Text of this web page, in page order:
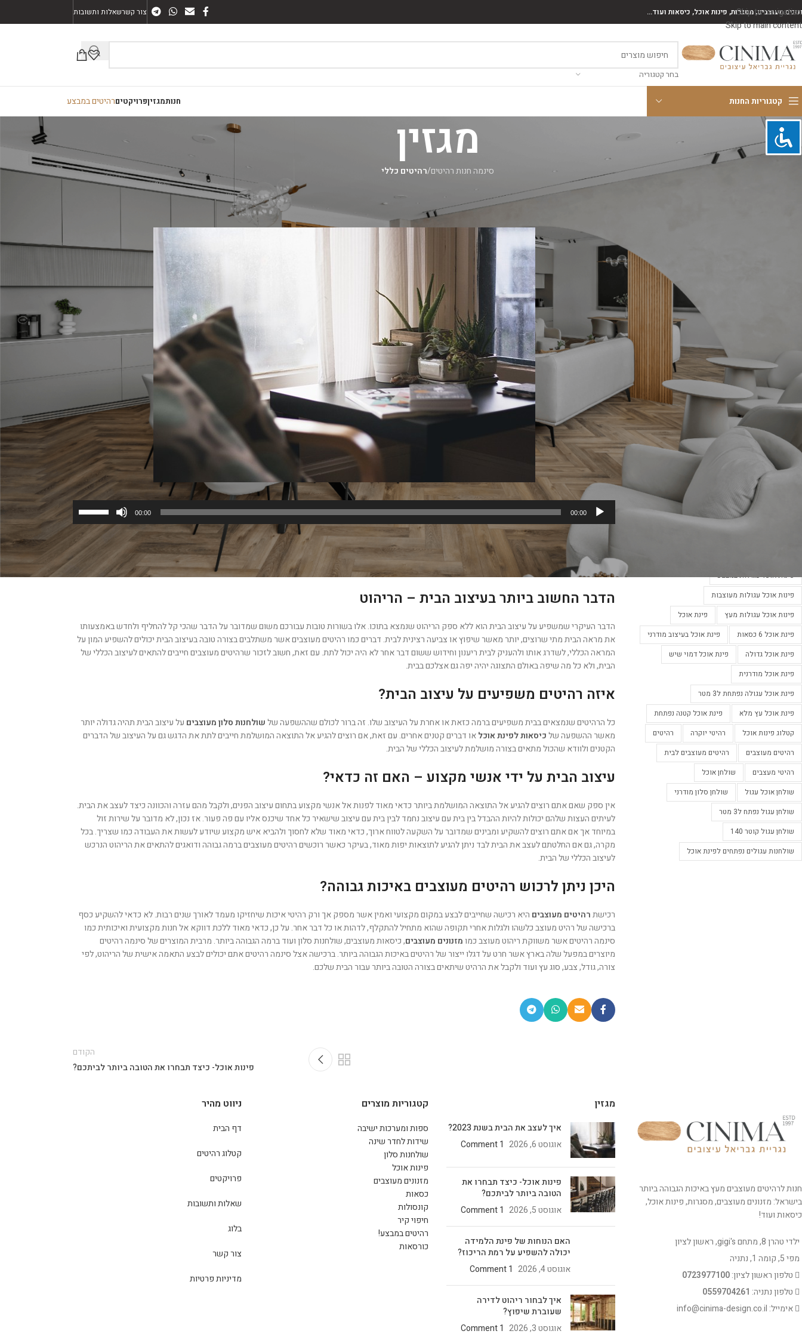
Skip to navigation
Skip to main content
מעוצבים, מסגרות, פינות אוכל, כיסאות ועוד... צור קשרשאלות ותשובות
בחר קטגוריה
קטגוריות החנות חנותמגזיןפרויקטיםרהיטים במבצע
מגזין
סינמה חנות רהיטים/רהיטים כללי
התאמה אישית
חיפוי קירות
יצרני כסאות לפינת אוכל
מעוצבות
עיצוב אישי
עיצוב פינת אוכל עם מראות
פינות אוכל 2020
פינות אוכל איטלקיות
פינות אוכל במבצע
פינות אוכל יוקרתיות
פינות אוכל יוקרתיות במבצע
פינות אוכל יוקרתיות מעץ
פינות אוכל יוקרתיות משיש
פינות אוכל עגולות במבצע
פינות אוכל עגולות מעוצבות
פינות אוכל עגולות מעץ
פינת אוכל
פינת אוכל 6 כסאות
פינת אוכל בעיצוב מודרני
פינת אוכל גדולה
פינת אוכל דמוי שיש
פינת אוכל מודרנית
פינת אוכל עגולה נפתחת ל3 מטר
פינת אוכל עץ מלא
פינת אוכל קטנה נפתחת
קטלוג פינות אוכל
רהיטי יוקרה
רהיטים
רהיטים מעוצבים
רהיטים מעוצבים לבית
רהיטי מעצבים
שולחן אוכל
שולחן אוכל עגול
שולחן סלון מודרני
שולחן עגול נפתח ל3 מטר
שולחן עגול קוטר 140
שולחנות עגולים נפתחים לפינת אוכל
איך לעצב את הבית בשנת 2023?
מאת סינמה רהיטים
Audio
Player
00:00
00:00
Use
Up/Down
keys
to
increase
אנשים רבים מגיעים אל השלב של עיצוב הדירה ומבינים שלא מדובר במשימה פשוטה כל כך. תהליך העיצוב של הבית הוא אמנם משהו שיכול לקחת כמה חודשים ואף
יותר אם לא עושים אותו בחפזה, אך התוצאות אמורות להיות לשנים ארוכות וההשקעה היא ללא ספק שווה. אז עצה ראשונה לכל מי שנמצא כעת בתהליך עיצוב הבית –
קחו את הזמן. לא כדאי למהר ולעשות דברים שאחר כך תתחרטו עליהם ותאלצו לחיות איתם במשך שנים ארוכות רק בגלל שרציתם כבר לסיים את הסיפור. מה עוד
אפשר לעשות בכדי לעצב את הבית בצורה מושלמת? על כך במאמר הבא.
הדבר החשוב ביותר בעיצוב הבית – הריהוט
הדבר העיקרי שמשפיע על עיצוב הבית הוא ללא ספק הריהוט שנמצא בתוכו. אלו בשורות טובות עבורכם משום שמדובר על הדבר שהכי קל להחליף ולחדש באמצעותו
את מראה הבית מתי שרוצים, יותר מאשר שיפוץ או צביעה רצינית לבית. דברים כמו רהיטים מעוצבים אשר משתלבים בצורה טובה בעיצוב הבית יכולים להשפיע המון על
המראה הכללי, לשדרג אותו ולהעניק לבית ריענון וחידוש ששום דבר אחר לא היה יכול לתת. עם זאת, חשוב לזכור שרהיטים מעוצבים חייבים להתאים לעיצוב הכללי של
הבית, ולא כל מה שיפה באולם התצוגה יהיה יפה גם אצלכם בבית.
איזה רהיטים משפיעים על עיצוב הבית?
כל הרהיטים שנמצאים בבית משפיעים ברמה כזאת או אחרת על העיצוב שלו. זה ברור לכולם שההשפעה שלשולחנות סלון מעוצבים על עיצוב הבית תהיה גדולה יותר
מאשר ההשפעה שלכיסאות לפינת אוכלאו דברים קטנים אחרים. עם זאת, אם רוצים להגיע אל התוצאה המושלמת חייבים לתת את הדגש גם על העיצוב של הדברים
הקטנים ולוודא שהכול מתאים בצורה מושלמת לעיצוב הכללי של הבית.
עיצוב הבית על ידי אנשי מקצוע – האם זה כדאי?
אין ספק שאם אתם רוצים להגיע אל התוצאה המושלמת ביותר כדאי מאוד לפנות אל אנשי מקצוע בתחום עיצוב הפנים, ולקבל מהם עזרה והכוונה כיצד לעצב את הבית.
לעיתים העצות שלהם יכולות להיות ההבדל בין בית עם עיצוב נחמד לבין בית עם עיצוב שישאיר כל אחד שיכנס אליו עם פה פעור. אז נכון, לא מדובר על שירות זול
במיוחד אך אם אתם רוצים להשקיע ומבינים שמדובר על השקעה לטווח ארוך, כדאי מאוד שלא לחסוך ולהביא איש מקצוע שיודע לעשות את העבודה כמו שצריך. בכל
מקרה, גם אם החלטתם לעצב את הבית לבד ניתן להגיע לתוצאות יפות מאוד, בעיקר כאשר רוכשים רהיטים מעוצבים ברמה גבוהה ודואגים להתאים את הריהוט הנרכש
לעיצוב הכללי של הבית.
היכן ניתן לרכוש רהיטים מעוצבים באיכות גבוהה?
רכישתרהיטים מעוצבים היא רכישה שחייבים לבצע במקום מקצועי ואמין אשר מספק אך ורק רהיטי איכות שיחזיקו מעמד לאורך שנים רבות. לא כדאי להשקיע כסף
ברכישה של רהיט מעוצב כלשהו ולגלות אחרי תקופה שהוא מתחיל להתקלף, לדהות או כל דבר אחר. על כן, כדאי מאוד ללכת דווקא אל חנות מקצועית ואיכותית כמו
סינמה רהיטים אשר משווקת ריהוט מעוצב כמו מזנונים מעוצבים, כיסאות מעוצבים, שולחנות סלון ועוד ברמה הגבוהה ביותר. מרבית המוצרים של סינמה רהיטים
מיוצרים במפעל שלה בארץ אשר חרט על דגלו ייצור של רהיטים באיכות הגבוהה ביותר. ברכישה אצל סינמה רהיטים אתם יכולים לבצע התאמה אישית של הריהוט, לפי
צורה, גודל, צבע, סוג עץ ועוד ולקבל את הרהיט שיתאים בצורה הטובה ביותר עבור הבית שלכם.
הקודם
פינות אוכל- כיצד תבחרו את הטובה ביותר לביתכם?
חנות לרהיטים מעוצבים מעץ באיכות הגבוהה ביותר
בישראל: מזנונים מעוצבים, מסגרות, פינות אוכל,
כיסאות ועוד!
ילדי טהרן 8, מתחם gigi's, ראשון לציון
מפי 5, קומה 1, נתניה
טלפון ראשון לציון:0723977100
טלפון נתניה: 0559704261
אימייל: info@cinima-design.co.il
מגזין
איך לעצב את הבית בשנת 2023?
אוגוסט 6, 2026
1 Comment
פינות אוכל- כיצד תבחרו את
הטובה ביותר לביתכם?
אוגוסט 5, 2026
1 Comment
האם הנוחות של פינת הלמידה
יכולה להשפיע על רמת הריכוז?
אוגוסט 4, 2026
1 Comment
איך לבחור ריהוט לדירה
שעוברת שיפוץ?
אוגוסט 3, 2026
1 Comment
קטגוריות מוצרים
ספות ומערכות ישיבה
שידות לחדר שינה
שולחנות סלון
פינות אוכל
מזנונים מעוצבים
כסאות
קונסולות
חיפוי קיר
רהיטים במבצע!
כורסאות
ניווט מהיר
דף הבית
קטלוג רהיטים
פרויקטים
שאלות ותשובות
בלוג
צור קשר
מדיניות פרטיות